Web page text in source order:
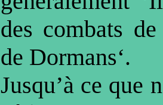
des combats
de Dormans‘.
Jusqu’à ce que